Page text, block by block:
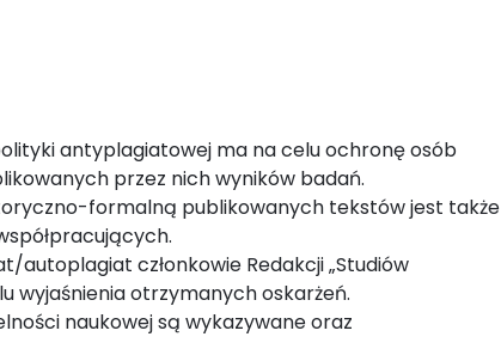
antyplagiatowej ma na celu ochronę osób
przez nich wyników badań.
formalną publikowanych tekstów jest także
autoplagiat członkowie Redakcji „Studiów
wyjaśnienia otrzymanych oskarżeń.
naukowej są wykazywane oraz